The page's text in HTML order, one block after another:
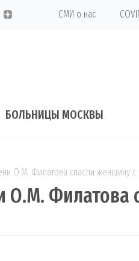
СМИ о нас
БОЛЬНИЦЫ МОСКВЫ
О.М. Филатова спасли женщину
О.М. Филатова